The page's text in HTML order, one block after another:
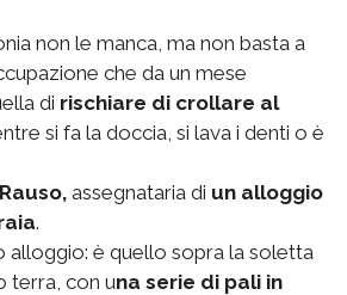
non le manca, ma non basta a
che da un mese
di rischiare di crollare al
si fa la doccia, si lava i denti o è
assegnataria di un alloggio
.
alloggio: è quello sopra la soletta
terra, con una serie di pali in